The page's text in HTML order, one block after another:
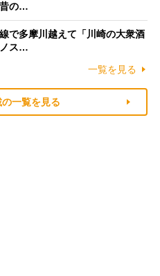
の…
で多摩川越えて「川崎の大衆酒
ス…
一覧を見る
一覧を見る